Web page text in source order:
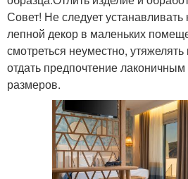
Совет! Не следует
лепной декор в маленьких
смотреться неуместно,
отдать предпочтение
размеров.